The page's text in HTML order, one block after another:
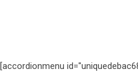
[accordionmenu